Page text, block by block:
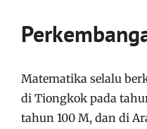
Matematika selalu
di Tiongkok pada
tahun 100 M, dan di